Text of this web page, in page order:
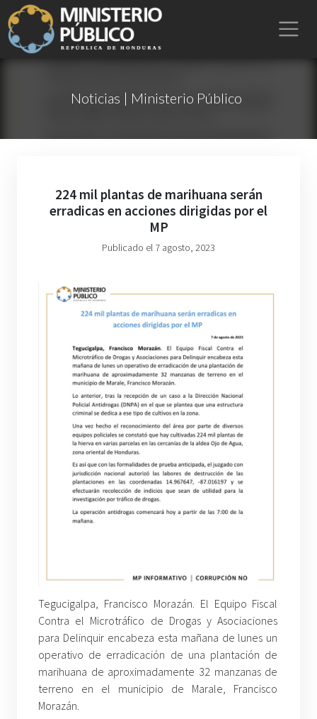
Noticias | Ministerio Público
224 mil plantas de marihuana serán
erradicas en acciones dirigidas por el
MP
Publicado el 7 agosto, 2023
Tegucigalpa, Francisco Morazán. El Equipo Fiscal
Contra el Microtráfico de Drogas y Asociaciones
para Delinquir encabeza esta mañana de lunes un
operativo de erradicación de una plantación de
marihuana de aproximadamente 32 manzanas de
terreno en el municipio de Marale, Francisco
Morazán.